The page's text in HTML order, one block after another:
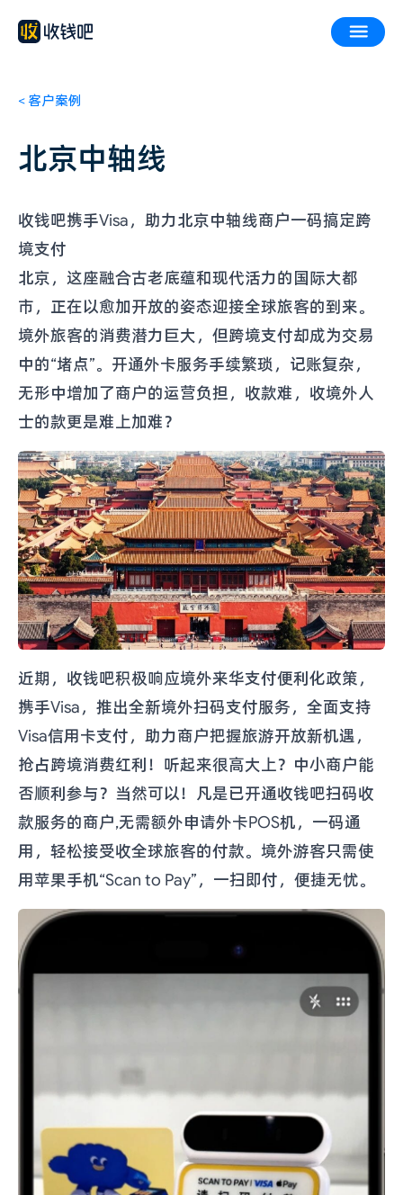
< 客户案例
北京中轴线
收钱吧携手Visa，助力北京中轴线商户一码搞定跨
境支付
北京，这座融合古老底蕴和现代活力的国际大都
市，正在以愈加开放的姿态迎接全球旅客的到来。
境外旅客的消费潜力巨大，但跨境支付却成为交易
中的“堵点”。开通外卡服务手续繁琐，记账复杂，
无形中增加了商户的运营负担，收款难，收境外人
士的款更是难上加难？
近期，收钱吧积极响应境外来华支付便利化政策，
携手Visa，推出全新境外扫码支付服务，全面支持
Visa信用卡支付，助力商户把握旅游开放新机遇，
抢占跨境消费红利！听起来很高大上？中小商户能
否顺利参与？当然可以！凡是已开通收钱吧扫码收
款服务的商户,无需额外申请外卡POS机，一码通
用，轻松接受收全球旅客的付款。境外游客只需使
用苹果手机“Scan to Pay”，一扫即付，便捷无忧。